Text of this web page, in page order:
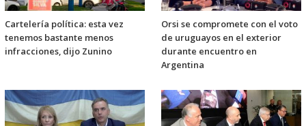
Cartelería política: esta vez
tenemos bastante menos
infracciones, dijo Zunino
Orsi se compromete con el voto
de uruguayos en el exterior
durante encuentro en
Argentina